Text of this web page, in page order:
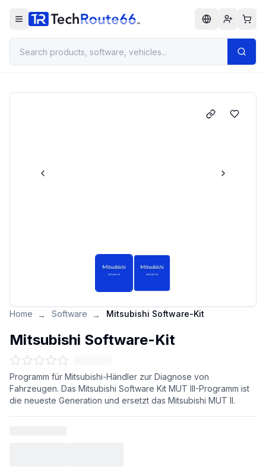
Home → Software → Mitsubishi Software-Kit
Mitsubishi Software-Kit
Programm für Mitsubishi-Händler zur Diagnose von
Fahrzeugen. Das Mitsubishi Software Kit MUT III-Programm ist
die neueste Generation und ersetzt das Mitsubishi MUT II.